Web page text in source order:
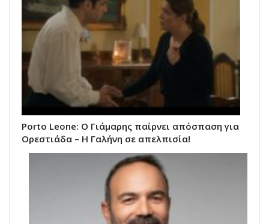
Porto Leone: Ο Γιάμαρης παίρνει απόσπαση για
Ορεστιάδα – Η Γαλήνη σε απελπισία!